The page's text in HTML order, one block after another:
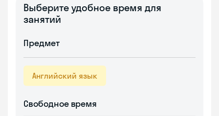
Выберите удобное время для
занятий
Предмет
Английский язык
Свободное время